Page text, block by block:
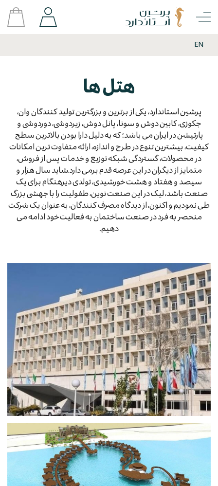
EN
هتل ها
پرشین استاندارد، یکی از برترین و بزرگترین تولید کنندگان وان،
جکوزی، کابین دوش و سونا، پانل دوش، زیردوشی، دوردوشی و
پارتیشن در ایران می باشد؛ که به دلیل دارا بودن بالاترین سطح
کیفیت، بیشترین تنوع در طرح و اندازه، ارائه متفاوت ترین امکانات
در محصولات، گستردگی شبکه توزیع و خدمات پس از فروش،
متمایز از دیگران در این عرصه قدم برمی دارد.شاید سال هزار و
سیصد و هفتاد و هشت خورشیدی، تولدی دیرهنگام برای یک
صنعت باشد، لیک در این صنعت نوین، طفولیت را با جهشی بزرگ
طی نمودیم و اکنون، از دیدگاه مصرف کنندگان، به عنوان یک شرکت
منحصر به فرد در صنعت ساختمان به فعالیت خود ادامه می
دهیم.